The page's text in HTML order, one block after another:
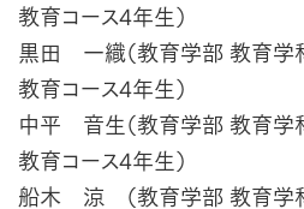
教育コース4年生）
黒田 一織（教育学部 教育学
教育コース4年生）
中平 音生（教育学部 教育学
教育コース4年生）
船木 涼 （教育学部 教育学